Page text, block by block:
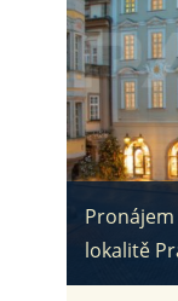
lokalitě